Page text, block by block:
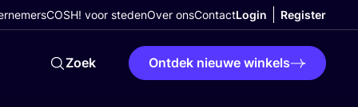
COSH! voor stedenOver onsContactLogin Register
Zoek Ontdek nieuwe winkels